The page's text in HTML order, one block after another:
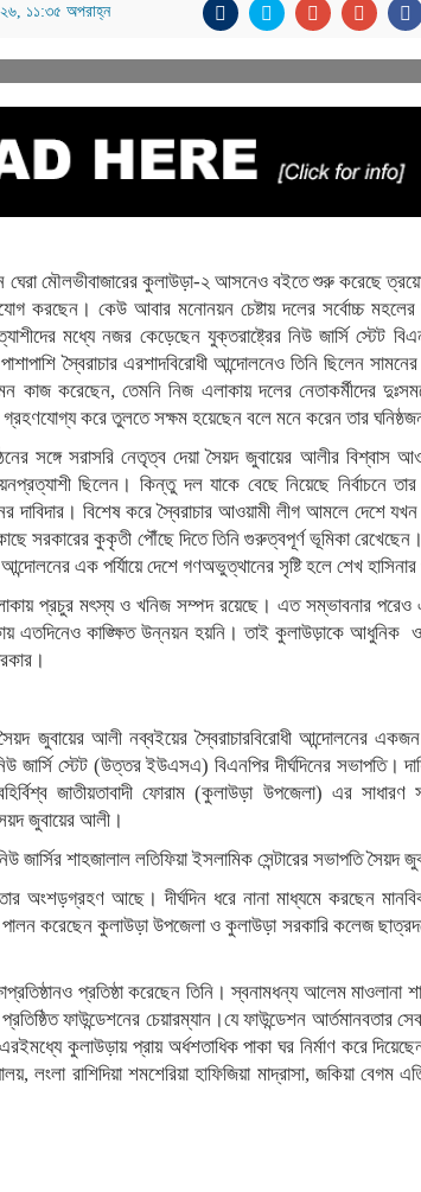
১১:৩৫ অপরাহ্ন
ঘেরা মৌলভীবাজারের কুলাউড়া-২ আসনেও বইতে শুরু করেছে
করছেন। কেউ আবার মনোনয়ন চেষ্টায় দলের সর্বোচ্চ মহলের
মধ্যে নজর কেড়েছেন যুক্তরাষ্ট্রের নিউ জার্সি স্টেট
স্বৈরাচার এরশাদবিরোধী আন্দোলনেও তিনি ছিলেন
কাজ করেছেন, তেমনি নিজ এলাকায় দলের নেতাকর্মীদের
গ্রহণযোগ্য করে তুলতে সক্ষম হয়েছেন বলে মনে করেন তার
সঙ্গে সরাসরি নেতৃত্ব দেয়া সৈয়দ জুবায়ের আলীর বিশ্বাস
ছিলেন। কিন্তু দল যাকে বেছে নিয়েছে নির্বাচনে
দাবিদার। বিশেষ করে স্বৈরাচার আওয়ামী লীগ আমলে দেশে যখন
সরকারের কুকৃতী পৌঁছে দিতে তিনি গুরুত্বপূর্ণ ভূমিকা রেখেছেন।
এক পর্যািয়ে দেশে গণঅভুত্থানের সৃষ্টি হলে শেখ
এলাকায় প্রচুর মৎস্য ও খনিজ সম্পদ রয়েছে। এত সম্ভাবনার
এতদিনেও কাঙ্ক্ষিত উন্নয়ন হয়নি। তাই কুলাউড়াকে
জুবায়ের আলী নব্বইয়ের স্বৈরাচারবিরোধী আন্দোলনের
জার্সি স্টেট (উত্তর ইউএসএ) বিএনপির দীর্ঘদিনের সভাপতি।
জাতীয়তাবাদী ফোরাম (কুলাউড়া উপজেলা) এর সাধারণ
জুবায়ের আলী।
জার্সির শাহজালাল লতিফিয়া ইসলামিক সেন্টারের সভাপতি সৈয়দ
অংশড়গ্রহণ আছে। দীর্ঘদিন ধরে নানা মাধ্যমে করছেন
পালন করেছেন কুলাউড়া উপজেলা ও কুলাউড়া সরকারি কলেজ
প্রতিষ্ঠা করেছেন তিনি। স্বনামধন্য আলেম মাওলানা
ফাউন্ডেশনের চেয়ারম্যান।যে ফাউন্ডেশন আর্তমানবতার
কুলাউড়ায় প্রায় অর্ধশতাধিক পাকা ঘর নির্মাণ করে
লংলা রাশিদিয়া শমশেরিয়া হাফিজিয়া মাদ্রাসা, জকিয়া বেগম